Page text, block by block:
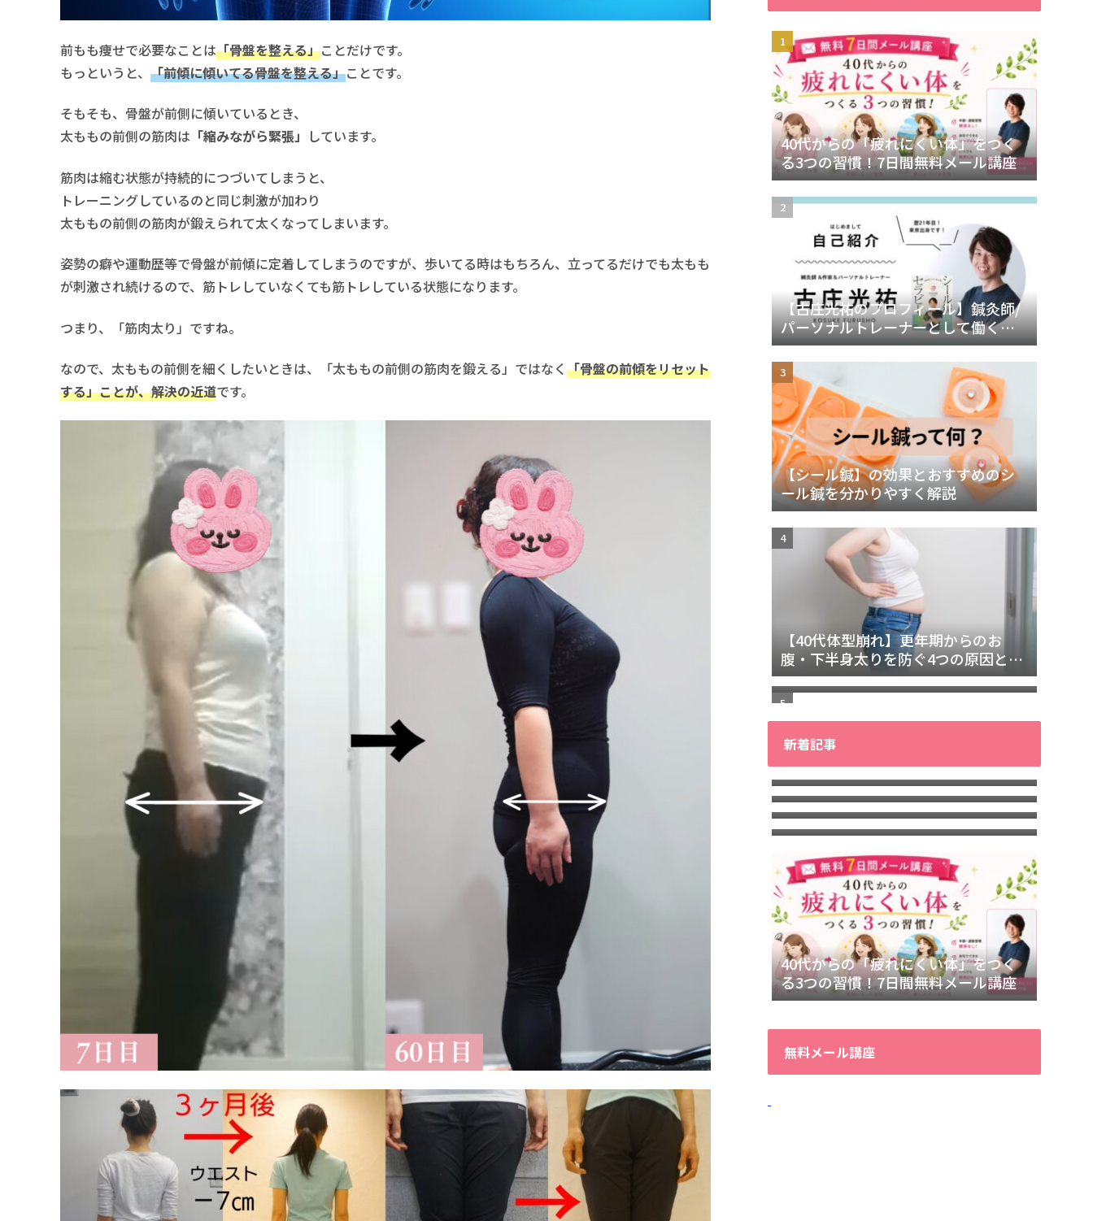
前もも痩せで必要なことは「骨盤を整える」ことだけです。
もっというと、 「前傾に傾いてる骨盤を整える」ことです。
そもそも、骨盤が前側に傾いているとき、
太ももの前側の筋肉は 「縮みながら緊張」 しています。
筋肉は縮む状態が持続的につづいてしまうと、
トレーニングしているのと同じ刺激が加わり
太ももの前側の筋肉が鍛えられて太くなってしまいます。
姿勢の癖や運動歴等で骨盤が前傾に定着してしまうのですが、歩いてる時はもちろん、立ってるだけでも太もも
が刺激され続けるので、筋トレしていなくても筋トレしている状態になります。
つまり、「筋肉太り」ですね。
なので、太ももの前側を細くしたいときは、「太ももの前側の筋肉を鍛える」ではなく「骨盤の前傾をリセット
する」ことが、解決の近道です。
40代からの「疲れにくい体」をつく
る3つの習慣！7日間無料メール講座
【古庄光祐のプロフィール】鍼灸師/
パーソナルトレーナーとして働く理
由
【シール鍼】の効果とおすすめのシ
ール鍼を分かりやすく解説
【40代体型崩れ】更年期からのお
腹・下半身太りを防ぐ4つの原因と改
善法
巻き肩のセルフチェック方法と原因
｜自分で改善するための完全ガイド
新着記事
40代からの「疲れやすさ」の正体が
わかる！無料10日間メール講座
40代からの「疲れやすさ」オンライ
ン診断講座
「腰痛と疲れてからの回復が早くな
る」秘訣
「マッサージへ行っても、すぐ疲れ
が戻る…」その理由
40代からの「疲れにくい体」をつく
る3つの習慣！7日間無料メール講座
無料メール講座